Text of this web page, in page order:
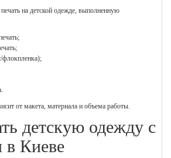
на детской одежде, выполненную
флокпленка);
от макета, материала и объема работы.
детскую одежду с
в Киеве